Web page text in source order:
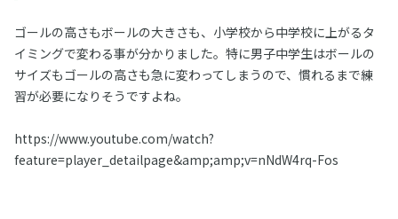
ゴールの高さもボールの大きさも、小学校から中学校に上がるタ
イミングで変わる事が分かりました。特に男子中学生はボールの
サイズもゴールの高さも急に変わってしまうので、慣れるまで練
習が必要になりそうですよね。
https://www.youtube.com/watch?
feature=player_detailpage&amp;amp;v=nNdW4rq-Fos